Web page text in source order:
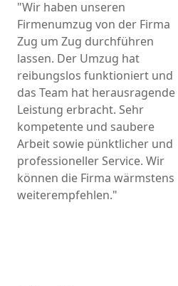
"Wir haben unseren
Firmenumzug von der Firma
Zug um Zug durchführen
lassen. Der Umzug hat
reibungslos funktioniert und
das Team hat herausragende
Leistung erbracht. Sehr
kompetente und saubere
Arbeit sowie pünktlicher und
professioneller Service. Wir
können die Firma wärmstens
weiterempfehlen."